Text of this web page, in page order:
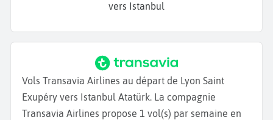
vers Istanbul
Vols Transavia Airlines au départ de Lyon Saint
Exupéry vers Istanbul Atatürk. La compagnie
Transavia Airlines propose 1 vol(s) par semaine en